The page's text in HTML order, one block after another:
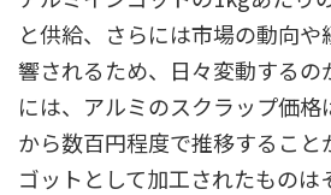
と供給、さらには市場の動向
響されるため、日々変動するの
には、アルミのスクラップ価
から数百円程度で推移すること
ゴットとして加工されたものは